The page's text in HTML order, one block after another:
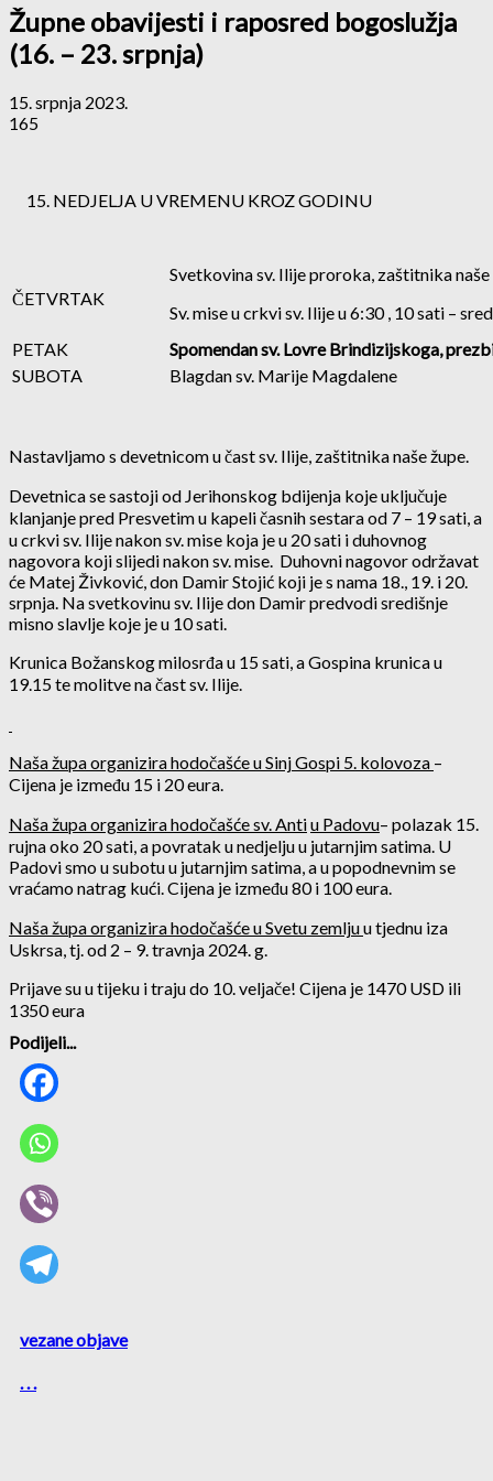
Župne obavijesti i raposred bogoslužja
(16. – 23. srpnja)
15. srpnja 2023.
165
NEDJELJA U VREMENU KROZ GODINU
ČETVRTAK
Svetkovina sv. Ilije proroka, zaštitnika naše
Sv. mise u crkvi sv. Ilije u 6:30 , 10 sati –
PETAK
Spomendan sv. Lovre Brindizijskoga,
SUBOTA
Blagdan sv. Marije Magdalene
Nastavljamo s devetnicom u čast sv. Ilije, zaštitnika naše župe.
Devetnica se sastoji od Jerihonskog bdijenja koje uključuje
klanjanje pred Presvetim u kapeli časnih sestara od 7 – 19 sati, a
u crkvi sv. Ilije nakon sv. mise koja je u 20 sati i duhovnog
nagovora koji slijedi nakon sv. mise. Duhovni nagovor održavat
će Matej Živković, don Damir Stojić koji je s nama 18., 19. i 20.
srpnja. Na svetkovinu sv. Ilije don Damir predvodi središnje
misno slavlje koje je u 10 sati.
Krunica Božanskog milosrđa u 15 sati, a Gospina krunica u
19.15 te molitve na čast sv. Ilije.
Naša župa organizira hodočašće u Sinj Gospi 5. kolovoza –
Cijena je između 15 i 20 eura.
Naša župa organizira hodočašće sv. Antiu Padovu– polazak 15.
rujna oko 20 sati, a povratak u nedjelju u jutarnjim satima. U
Padovi smo u subotu u jutarnjim satima, a u popodnevnim se
vraćamo natrag kući. Cijena je između 80 i 100 eura.
Naša župa organizira hodočašće u Svetu zemljuu tjednu iza
Uskrsa, tj. od 2 – 9. travnja 2024. g.
Prijave su u tijeku i traju do 10. veljače! Cijena je 1470 USD ili
1350 eura
Podijeli...
vezane objave
. . .